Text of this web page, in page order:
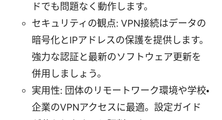
ドでも問題なく動作します。
セキュリティの観点: VPN接続はデータの
暗号化とIPアドレスの保護を提供します。
強力な認証と最新のソフトウェア更新を
併用しましょう。
実用性: 団体のリモートワーク環境や学校・
企業のVPNアクセスに最適。設定ガイド